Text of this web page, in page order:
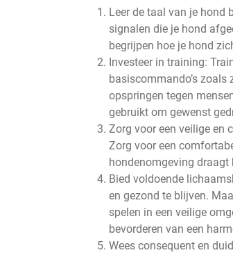
Leer de taal van je hond
signalen die je hond
begrijpen hoe je hond
Investeer in training:
basiscommando’s
opspringen tegen
gebruikt om gewenst
Zorg voor een veilige en
Zorg voor een
hondenomgeving
Bied voldoende
en gezond te blijven.
spelen in een veilige
bevorderen van een
Wees consequent en